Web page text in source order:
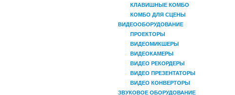
КЛАВИШНЫЕ КОМБО
КОМБО ДЛЯ СЦЕНЫ
ВИДЕООБОРУДОВАНИЕ
ПРОЕКТОРЫ
ВИДЕОМИКШЕРЫ
ВИДЕОКАМЕРЫ
ВИДЕО РЕКОРДЕРЫ
ВИДЕО ПРЕЗЕНТАТОРЫ
ВИДЕО КОНВЕРТОРЫ
ЗВУКОВОЕ ОБОРУДОВАНИЕ